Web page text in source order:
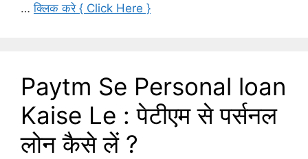
…क्लिक करे { Click Here }
Paytm Se Personal loan
Kaise Le : पेटीएम से पर्सनल
लोन कैसे लें ?